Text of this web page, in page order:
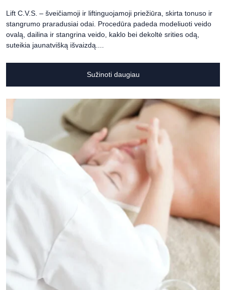
Lift C.V.S. – šveičiamoji ir liftinguojamoji priežiūra, skirta tonuso ir
stangrumo praradusiai odai. Procedūra padeda modeliuoti veido
ovalą, dailina ir stangrina veido, kaklo bei dekoltė srities odą,
suteikia jaunatvišką išvaizdą....
Sužinoti daugiau